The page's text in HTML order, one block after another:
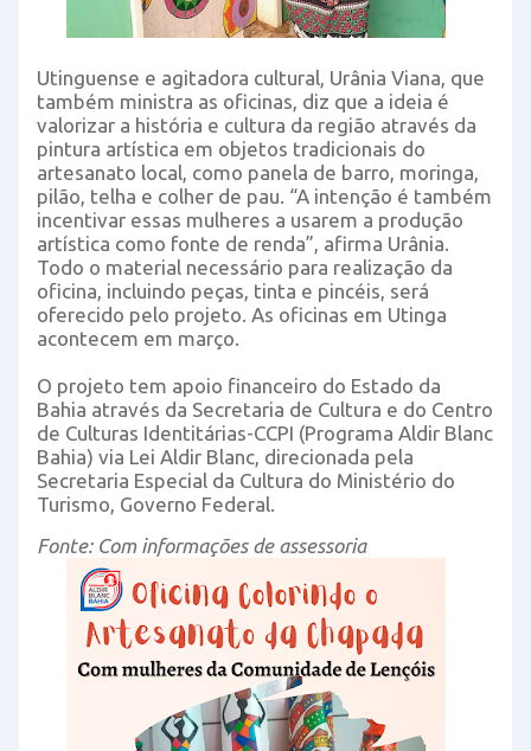
Utinguense e agitadora cultural, Urânia Viana, que
também ministra as oficinas, diz que a ideia é
valorizar a história e cultura da região através da
pintura artística em objetos tradicionais do
artesanato local, como panela de barro, moringa,
pilão, telha e colher de pau. “A intenção é também
incentivar essas mulheres a usarem a produção
artística como fonte de renda”, afirma Urânia.
Todo o material necessário para realização da
oficina, incluindo peças, tinta e pincéis, será
oferecido pelo projeto. As oficinas em Utinga
acontecem em março.
O projeto tem apoio financeiro do Estado da
Bahia através da Secretaria de Cultura e do Centro
de Culturas Identitárias-CCPI (Programa Aldir Blanc
Bahia) via Lei Aldir Blanc, direcionada pela
Secretaria Especial da Cultura do Ministério do
Turismo, Governo Federal.
Fonte: Com informações de assessoria